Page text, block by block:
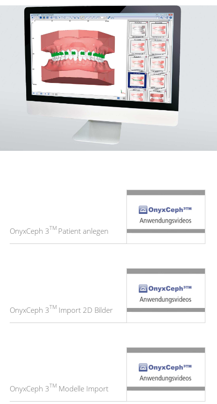
OnyxCeph 3TM Patient anlegen
OnyxCeph 3TM Import 2D Bilder
OnyxCeph 3TM Modelle Import